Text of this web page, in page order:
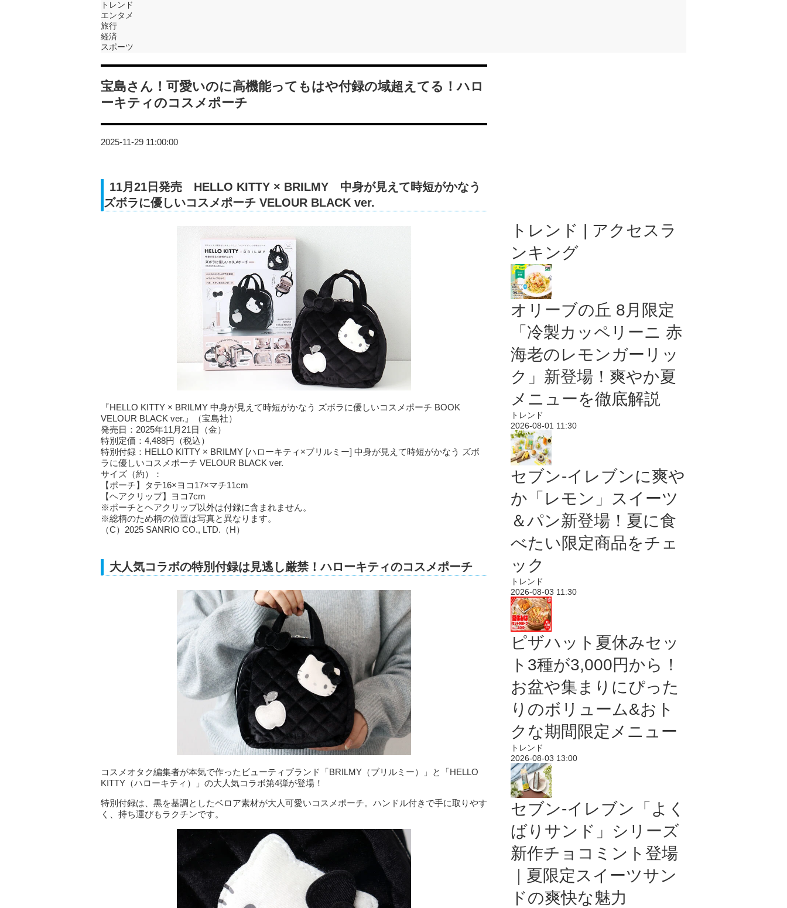
トレンド
エンタメ
旅行
経済
スポーツ
宝島さん！可愛いのに高機能ってもはや付録の域超えてる！ハロ
ーキティのコスメポーチ
2025-11-29 11:00:00
11月21日発売 HELLO KITTY × BRILMY 中身が見えて時短がかなう
ズボラに優しいコスメポーチ VELOUR BLACK ver.
『HELLO KITTY × BRILMY 中身が見えて時短がかなう ズボラに優しいコスメポーチ BOOK
VELOUR BLACK ver.』（宝島社）
発売日：2025年11月21日（金）
特別定価：4,488円（税込）
特別付録：HELLO KITTY × BRILMY [ハローキティ×ブリルミー] 中身が見えて時短がかなう ズボ
ラに優しいコスメポーチ VELOUR BLACK ver.
サイズ（約）：
【ポーチ】タテ16×ヨコ17×マチ11cm
【ヘアクリップ】ヨコ7cm
※ポーチとヘアクリップ以外は付録に含まれません。
※総柄のため柄の位置は写真と異なります。
（C）2025 SANRIO CO., LTD.（H）
大人気コラボの特別付録は見逃し厳禁！ハローキティのコスメポーチ
コスメオタク編集者が本気で作ったビューティブランド「BRILMY（ブリルミー）」と「HELLO
KITTY（ハローキティ）」の大人気コラボ第4弾が登場！
特別付録は、黒を基調としたベロア素材が大人可愛いコスメポーチ。ハンドル付きで手に取りやす
く、持ち運びもラクチンです。
トレンド | アクセスラ
ンキング
オリーブの丘 8月限定
「冷製カッペリーニ 赤
海老のレモンガーリッ
ク」新登場！爽やか夏
メニューを徹底解説
トレンド
2026-08-01 11:30
セブン‐イレブンに爽や
か「レモン」スイーツ
＆パン新登場！夏に食
べたい限定商品をチェ
ック
トレンド
2026-08-03 11:30
ピザハット夏休みセッ
ト3種が3,000円から！
お盆や集まりにぴった
りのボリューム&おト
クな期間限定メニュー
トレンド
2026-08-03 13:00
セブン‐イレブン「よく
ばりサンド」シリーズ
新作チョコミント登場
｜夏限定スイーツサン
ドの爽快な魅力